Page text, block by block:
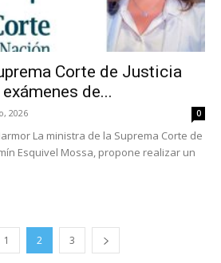
Corte de Justicia
de...
2026 0
La ministra de la Suprema Corte de
Esquivel Mossa, propone realizar un
1 2 3